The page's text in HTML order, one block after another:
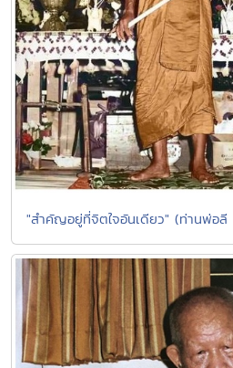
"สำคัญอยู่ที่จิตใจอันเดียว" (ท่านพ่อลี